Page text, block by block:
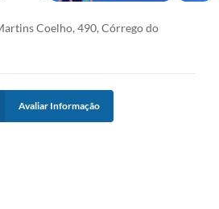
Coelho, 490, Córrego do
Avaliar Informação